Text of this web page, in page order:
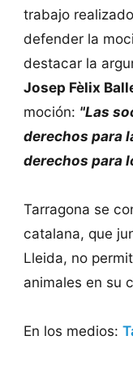
trabajo
defender la
destacar la
Josep Fèlix
moción: "Las
derechos para
derechos para
Tarragona se
catalana, que
Lleida, no
animales en su
En los medios: